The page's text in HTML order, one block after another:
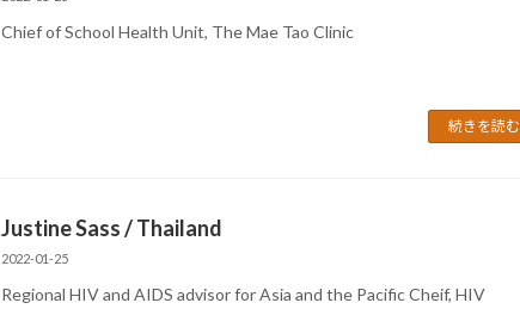
Chief of School Health Unit, The Mae Tao Clinic
続きを読む
Justine Sass / Thailand
2022-01-25
Regional HIV and AIDS advisor for Asia and the Pacific Cheif, HIV